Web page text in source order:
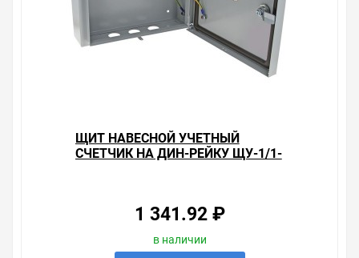
величина тока для встраиваемых устройств не должна
превышать 125 Ампер при напряжении сети 230-400
Вольт. Покрытие корпуса имеет светло-серый цвет
RAL 7035 в виде порошковой краски, обладающей
• масса – 4.6 кг.
Для подключения кабелей предусмотрены отверстия
поверхности или на столбе с применением
специального монтажного комплекта.
Уважаемые покупатели.
ЩИТ НАВЕСНОЙ УЧЕТНЫЙ
СЧЕТЧИК НА ДИН-РЕЙКУ ЩУ-1/1-
1 341.92 ₽
в наличии